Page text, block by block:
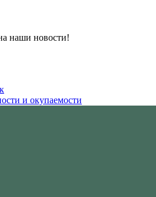
наши новости!
и окупаемости